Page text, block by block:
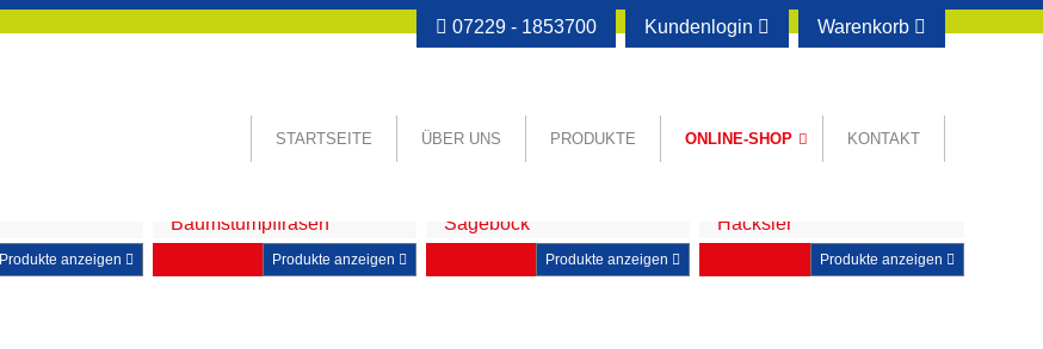
07229 - 1853700 Kundenlogin Warenkorb
STARTSEITE ÜBER UNS PRODUKTE ONLINE-SHOP KONTAKT
Produkte anzeigen
Baumstumpffräsen
Produkte anzeigen
Sägebock
Produkte anzeigen
Häcksler
Produkte anzeigen